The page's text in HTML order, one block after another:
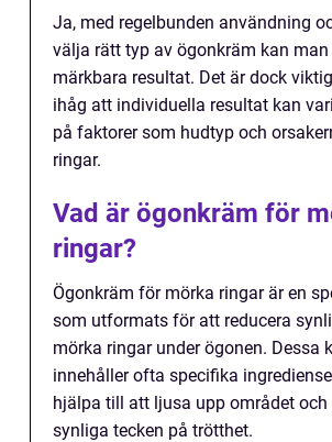
Ja, med regelbunden användning
välja rätt typ av ögonkräm kan man
märkbara resultat. Det är dock
ihåg att individuella resultat kan
på faktorer som hudtyp och
ringar.
Vad är ögonkräm för
ringar?
Ögonkräm för mörka ringar är en
som utformats för att reducera
mörka ringar under ögonen. Dessa
innehåller ofta specifika
hjälpa till att ljusa upp området och
synliga tecken på trötthet.